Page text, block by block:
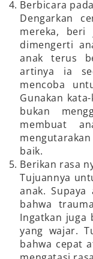
Berbicara
Dengarkan
mereka, beri
dimengerti
anak terus
artinya ia
mencoba
Gunakan
bukan
membuat
baik.
Berikan rasa
Tujuannya
anak.
bahwa
Ingatkan juga
yang wajar.
bahwa cepat